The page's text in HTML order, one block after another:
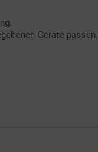
Geräte passen.